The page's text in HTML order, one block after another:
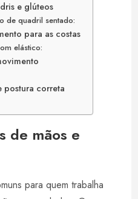
e glúteos
de quadril sentado:
para as costas
elástico:
postura correta
de mãos e
para quem trabalha